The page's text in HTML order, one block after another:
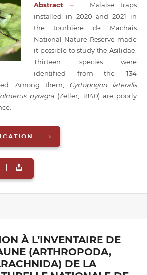
Abstract ̶ Malaise traps
installed in 2020 and 2021 in
the tourbière de Machais
National Nature Reserve made
it possible to study the Asilidae.
Thirteen species were
identified from the 134
Among them,
Cyrtopogon lateralis
pyragra (Zeller, 1840) are poorly
À L’INVENTAIRE DE
(ARTHROPODA,
DE LA